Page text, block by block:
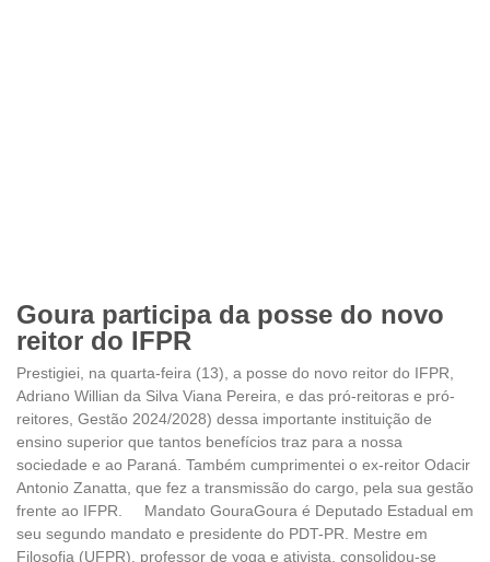
Goura participa da posse do novo
reitor do IFPR
Prestigiei, na quarta-feira (13), a posse do novo reitor do IFPR,
Adriano Willian da Silva Viana Pereira, e das pró-reitoras e pró-
reitores, Gestão 2024/2028) dessa importante instituição de
ensino superior que tantos benefícios traz para a nossa
sociedade e ao Paraná. Também cumprimentei o ex-reitor Odacir
Antonio Zanatta, que fez a transmissão do cargo, pela sua gestão
frente ao IFPR. Mandato GouraGoura é Deputado Estadual em
seu segundo mandato e presidente do PDT-PR. Mestre em
Filosofia (UFPR), professor de yoga e ativista, consolidou-se